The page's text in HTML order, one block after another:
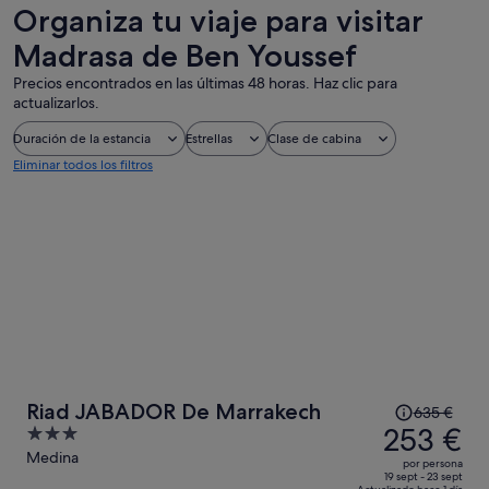
Organiza tu viaje para visitar
Madrasa de Ben Youssef
Precios encontrados en las últimas 48 horas. Haz clic para
actualizarlos.
Duración de la estancia Estrellas
Clase de cabina
Eliminar todos los filtros
Riad JABADOR De Marrakech
3
out
Medina
El
precio
era
de
635 €
253 €
por persona
19 sept - 23 sept